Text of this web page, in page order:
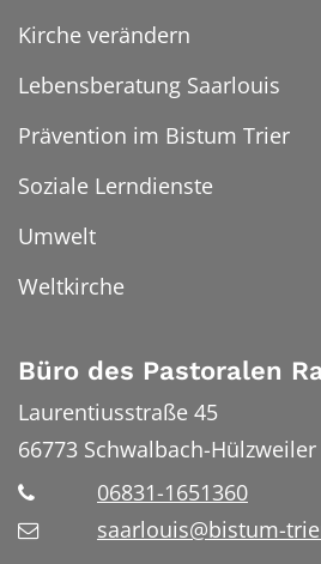
Kirche verändern
Lebensberatung Saarlouis
Prävention im Bistum Trier
Soziale Lerndienste
Umwelt
Weltkirche
Büro des Pastoralen
Laurentiusstraße 45
66773 Schwalbach-Hülzweiler
06831-1651360
saarlouis@bistum-